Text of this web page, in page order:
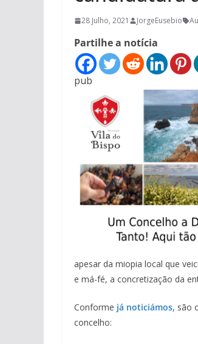
28 Julho, 2021 JorgeEusebio
Partilhe a notícia
pub
apesar da miopia local que
e má-fé, a concretização da
Conforme já noticiámos, são
concelho: